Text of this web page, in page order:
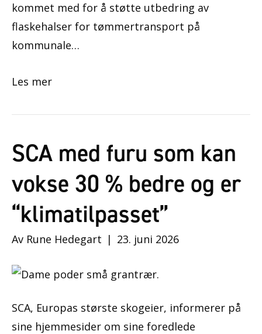
kommet med for å støtte utbedring av
flaskehalser for tømmertransport på
kommunale…
Les mer
SCA med furu som kan
vokse 30 % bedre og er
“klimatilpasset”
Av Rune Hedegart | 23. juni 2026
SCA, Europas største skogeier, informerer på
sine hjemmesider om sine foredlede